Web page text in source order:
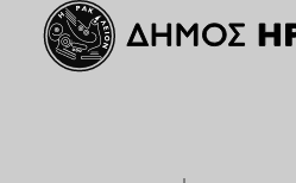
Εκδηλώσεις
για
Παιδιά